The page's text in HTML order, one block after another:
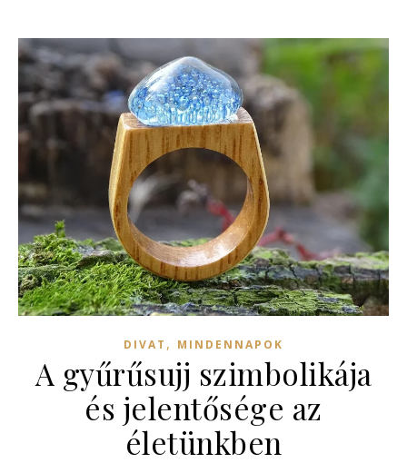
DIVAT , MINDENNAPOK
A gyűrűsujj szimbolikája
és jelentősége az
életünkben